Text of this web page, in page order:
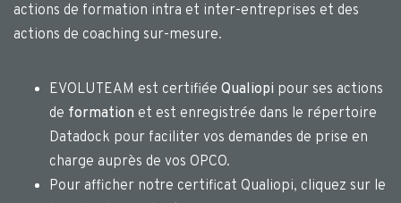
actions de formation intra et inter-entreprises et des
actions de coaching sur-mesure.
EVOLUTEAM est certifiée Qualiopi pour ses actions
de formation et est enregistrée dans le répertoire
Datadock pour faciliter vos demandes de prise en
charge auprès de vos OPCO.
Pour afficher notre certificat Qualiopi, cliquez sur le